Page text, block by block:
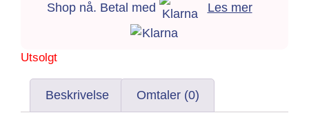
Shop nå. Betal med Les mer
Utsolgt
Beskrivelse Omtaler (0)